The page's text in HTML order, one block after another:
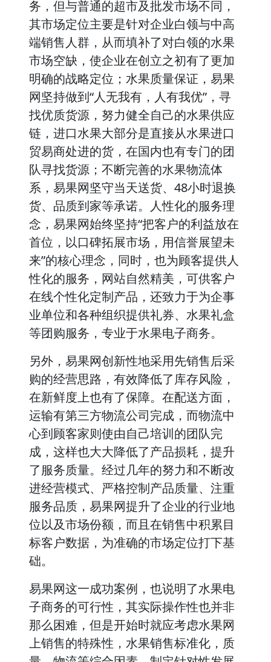
务，但与普通的超市及批发市场不同，
其市场定位主要是针对企业白领与中高
端销售人群，从而填补了对白领的水果
市场空缺，使企业在创立之初有了更加
明确的战略定位；水果质量保证，易果
网坚持做到“人无我有，人有我优”，寻
找优质货源，努力健全自己的水果供应
链，进口水果大部分是直接从水果进口
贸易商处进的货，在国内也有专门的团
队寻找货源；不断完善的水果物流体
系，易果网坚守当天送货、48小时退换
货、品质到家等承诺。人性化的服务理
念，易果网始终坚持“把客户的利益放在
首位，以口碑拓展市场，用信誉展望未
来”的核心理念，同时，也为顾客提供人
性化的服务，网站自然精美，可供客户
在线个性化定制产品，还致力于为企事
业单位和各种组织提供礼券、水果礼盒
等团购服务，专业于水果电子商务。
另外，易果网创新性地采用先销售后采
购的经营思路，有效降低了库存风险，
在新鲜度上也有了保障。在配送方面，
运输有第三方物流公司完成，而物流中
心到顾客家则使由自己培训的团队完
成，这样也大大降低了产品损耗，提升
了服务质量。经过几年的努力和不断改
进经营模式、严格控制产品质量、注重
服务品质，易果网提升了企业的行业地
位以及市场份额，而且在销售中积累目
标客户数据，为准确的市场定位打下基
础。
易果网这一成功案例，也说明了水果电
子商务的可行性，其实际操作性也并非
那么困难，但是开始时就应考虑水果网
上销售的特殊性，水果销售标准化，质